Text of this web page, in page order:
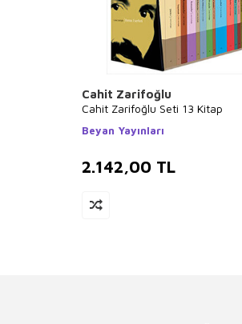
Cahit Zarifoğlu
Cahit Zarifoğlu Seti 13 Kitap
Beyan Yayınları
2.142,00 TL